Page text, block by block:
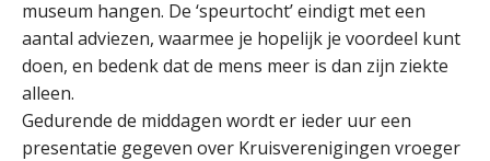
museum hangen. De ‘speurtocht’ eindigt met een
aantal adviezen, waarmee je hopelijk je voordeel kunt
doen, en bedenk dat de mens meer is dan zijn ziekte
alleen.
Gedurende de middagen wordt er ieder uur een
presentatie gegeven over Kruisverenigingen vroeger